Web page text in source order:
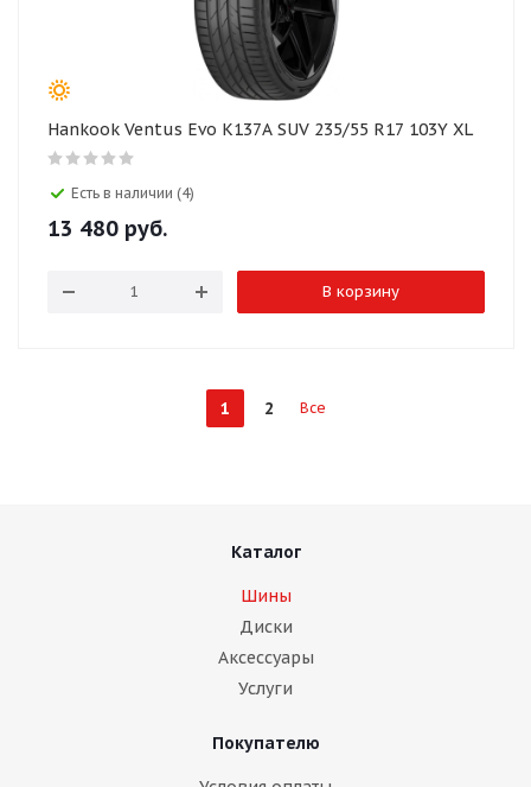
Hankook Ventus Evo K137A SUV 235/55 R17 103Y XL
Есть в наличии (4)
13 480 руб.
В корзину
1 2 Все
Каталог
Шины
Диски
Аксессуары
Услуги
Покупателю